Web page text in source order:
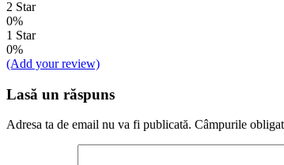
2 Star
0%
1 Star
0%
(Add your review)
Lasă un răspuns
Adresa ta de email nu va fi publicată. Câmpurile